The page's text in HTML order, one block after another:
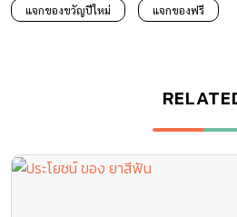
แจกของขวัญปีใหม่ แจกของฟรี